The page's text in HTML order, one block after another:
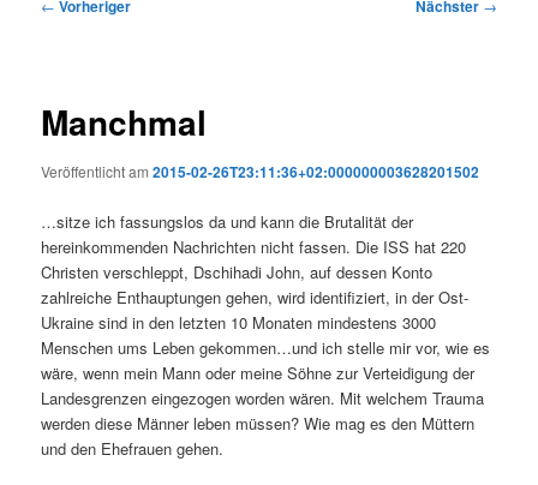
← Vorheriger Nächster →
Manchmal
Veröffentlicht am2015-02-26T23:11:36+02:000000003628201502
…sitze ich fassungslos da und kann die Brutalität der
hereinkommenden Nachrichten nicht fassen. Die ISS hat 220
Christen verschleppt, Dschihadi John, auf dessen Konto
zahlreiche Enthauptungen gehen, wird identifiziert, in der Ost-
Ukraine sind in den letzten 10 Monaten mindestens 3000
Menschen ums Leben gekommen…und ich stelle mir vor, wie es
wäre, wenn mein Mann oder meine Söhne zur Verteidigung der
Landesgrenzen eingezogen worden wären. Mit welchem Trauma
werden diese Männer leben müssen? Wie mag es den Müttern
und den Ehefrauen gehen.